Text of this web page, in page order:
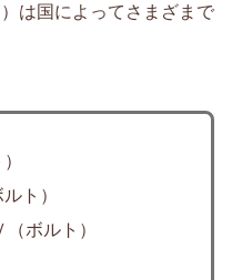
は国によってさまざまで
ト）
ボルト）